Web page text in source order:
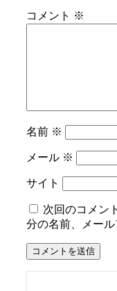
コメント ※
名前 ※
メール ※
サイト
次回のコメン
分の名前、メール